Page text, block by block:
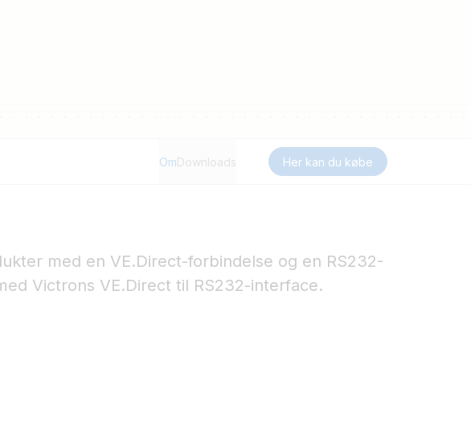
OmDownloads Her kan du købe
med en VE.Direct-forbindelse og en RS232-
Victrons VE.Direct til RS232-interface.